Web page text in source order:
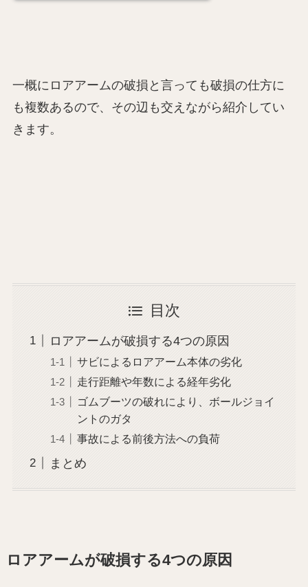
一概にロアアームの破損と言っても破損の仕方に
も複数あるので、その辺も交えながら紹介してい
きます。
目次
ロアアームが破損する4つの原因
サビによるロアアーム本体の劣化
走行距離や年数による経年劣化
ゴムブーツの破れにより、ボールジョイ
ントのガタ
事故による前後方法への負荷
まとめ
ロアアームが破損する4つの原因